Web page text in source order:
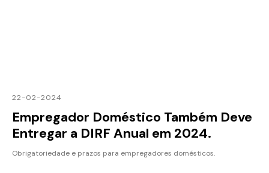
22-02-2024
Empregador Doméstico Também Deve
Entregar a DIRF Anual em 2024.
Obrigatoriedade e prazos para empregadores domésticos.